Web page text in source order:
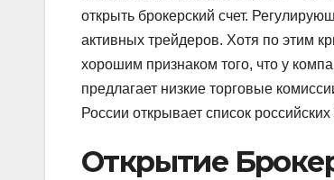
открыть брокерский счет.
активных трейдеров. Хотя по этим
хорошим признаком того, что у
предлагает низкие торговые
России открывает список
Открытие